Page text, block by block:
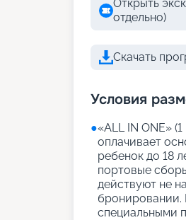
Открыть
отдельно)
Скачать
Условия
●«АLL IN ONE»
оплачивает
ребенок до 18
портовые
действуют не
бронировании.
специальными